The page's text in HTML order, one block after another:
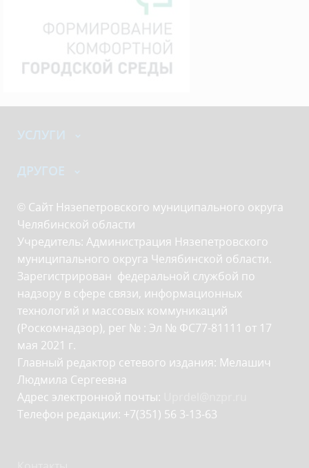
УСЛУГИ
ДРУГОЕ
© Сайт Нязепетровского муниципального округа
Челябинской области
Учредитель: Администрация Нязепетровского
муниципального округа Челябинской области.
Зарегистрирован федеральной службой по
надзору в сфере связи, информационных
технологий и массовых коммуникаций
(Роскомнадзор), рег № : Эл № ФС77-81111 от 17
мая 2021 г.
Главный редактор сетевого издания: Мелашич
Людмила Сергеевна
Адрес электронной почты:
Телефон редакции: +7(351) 56 3-13-63